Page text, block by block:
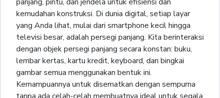
kemudahan konstruksi. Di dunia digital, setiap layar
yang Anda lihat, mulai dari smartphone kecil hingga
televisi besar, adalah persegi panjang. Kita berinteraksi
dengan objek persegi panjang secara konstan: buku,
lembar kertas, kartu kredit, keyboard, dan bingkai
gambar semua menggunakan bentuk ini.
Kemampuannya untuk disematkan dengan sempurna